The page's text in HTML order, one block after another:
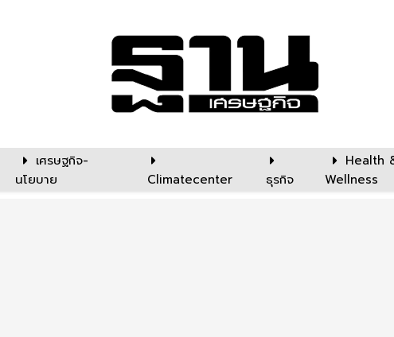
เศรษฐกิจ-
นโยบาย
Climatecenter ธุรกิจ
Health
Wellness